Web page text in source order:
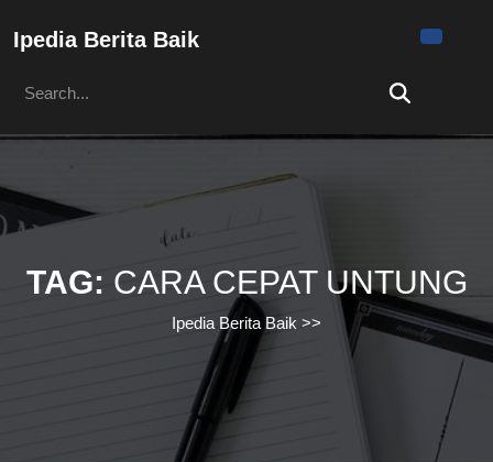
Ipedia Berita Baik
for:
TAG: CARA CEPAT UNTUNG
Ipedia Berita Baik >>